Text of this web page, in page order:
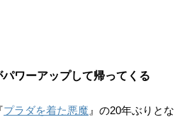
ワーアップして帰ってくる
プラダを着た悪魔 』の20年ぶりとな